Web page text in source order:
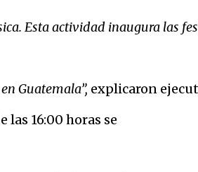
Esta actividad inaugura las
Guatemala”, explicaron
las 16:00 horas se